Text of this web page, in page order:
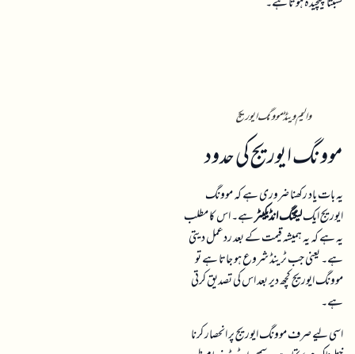
موونگ ایوریج کی حدود
یہ بات یاد رکھنا ضروری ہے کہ موونگ
ایوریج ایکلیگنگ انڈیکیٹرہے۔ اس کا مطلب
یہ ہے کہ یہ ہمیشہ قیمت کے بعد ردعمل دیتی
ہے۔ یعنی جب ٹرینڈ شروع ہو جاتا ہے تو
موونگ ایوریج کچھ دیر بعد اس کی تصدیق کرتی
ہے۔
اسی لیے صرف موونگ ایوریج پر انحصار کرنا
خطرناک ہو سکتا ہے۔ سمجھدار ٹریڈرز عام طور
پر اسے دوسرے انڈیکیٹرز اور مارکیٹ کے
بنیادی عوامل کے ساتھ استعمال کرتے ہیں۔